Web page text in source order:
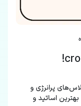
آکادمی آیلتس‌دیلی با کافه نون کلاس‌های پرانرژی و
اساتید و